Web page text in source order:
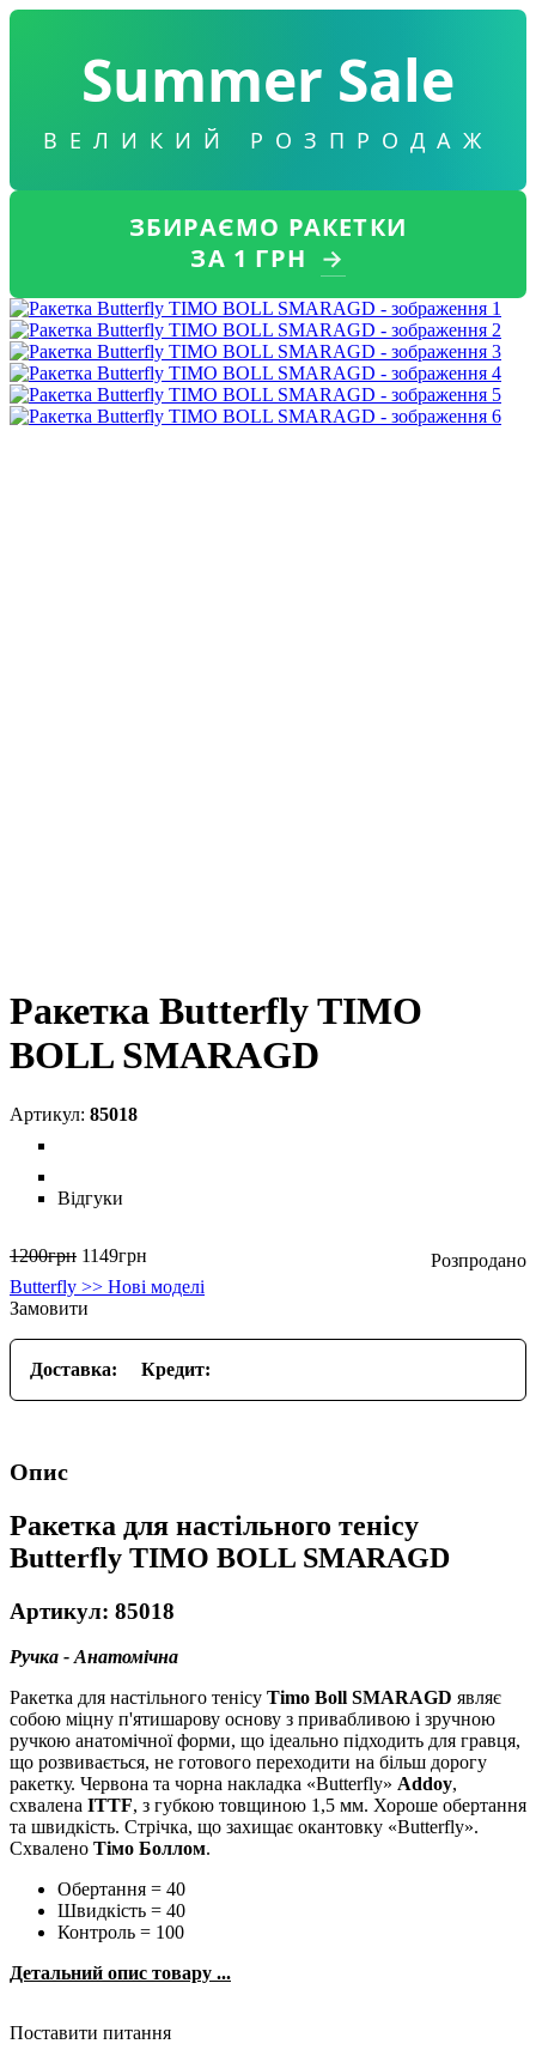
Summer Sale
ВЕЛИКИЙ РОЗПРОДАЖ
ЗБИРАЄМО РАКЕТКИ
ЗА 1 ГРН →
Ракетка Butterfly TIMO
BOLL SMARAGD
85018
Відгуки
1200грн 1149грн
Butterfly >> Нові моделі
Замовити
Доставка: Кредит:
Опис
Ракетка для настільного тенісу
Butterfly TIMO BOLL SMARAGD
Артикул: 85018
Ручка - Анатомічна
Ракетка для настільного тенісу Timo Boll SMARAGD являє
собою міцну п'ятишарову основу з привабливою і зручною
ручкою анатомічної форми, що ідеально підходить для гравця,
що розвивається, не готового переходити на більш дорогу
ракетку. Червона та чорна накладка «Butterfly» Addoy,
схвалена ITTF, з губкою товщиною 1,5 мм. Хороше обертання
та швидкість. Стрічка, що захищає окантовку «Butterfly».
Схвалено Тімо Боллом.
Обертання = 40
Швидкість = 40
Контроль = 100
Детальний опис товару ...
Поставити питання